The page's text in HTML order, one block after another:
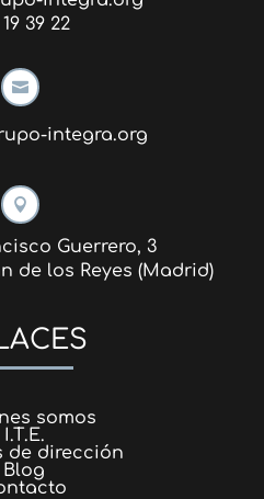
39 22

integra.org

Guerrero, 3
de los Reyes (Madrid)
somos
I.T.E.
de dirección
Blog